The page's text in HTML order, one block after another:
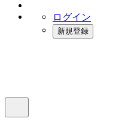
ログイン
新規登録